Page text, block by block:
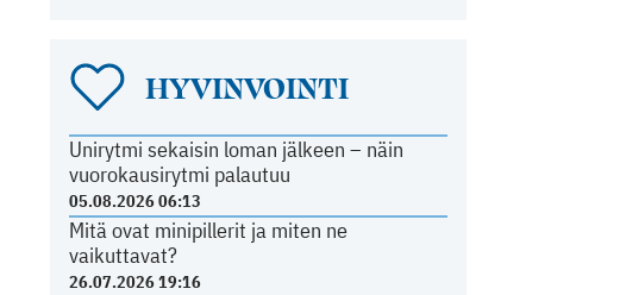
HYVINVOINTI
Unirytmi sekaisin loman jälkeen – näin
vuorokausirytmi palautuu
05.08.2026 06:13
Mitä ovat minipillerit ja miten ne
vaikuttavat?
26.07.2026 19:16